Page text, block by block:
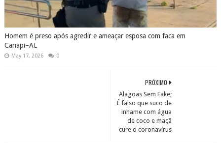
Homem é preso após agredir e ameaçar esposa com faca em
Canapi–AL
May 17, 2026 0
PRÓXIMO
Alagoas Sem Fake;
É falso que suco de
inhame com água
de coco e maçã
cure o coronavírus